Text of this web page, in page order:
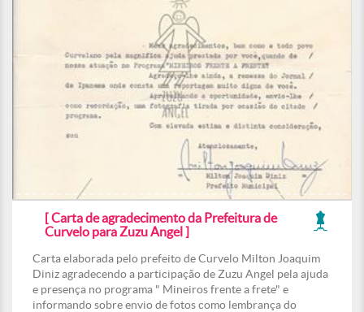
[ Carta de agradecimento da Prefeitura de
Curvelo para Zuzu Angel ]
Carta elaborada pelo prefeito de Curvelo Milton Joaquim
Diniz agradecendo a participação de Zuzu Angel pela ajuda
e presença no programa " Mineiros frente a frete" e
informando sobre envio de fotos como lembrança do